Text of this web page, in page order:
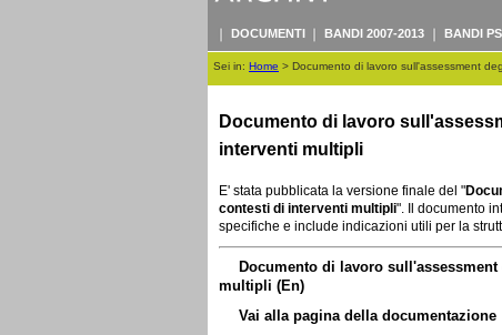
DOCUMENTI BANDI 2007-2013 BANDI
Sei in: Home > Documento di lavoro sull'assessment
Documento di lavoro
interventi multipli
E' stata pubblicata la versione finale del "
contesti di interventi multipli". Il documento
specifiche e include indicazioni utili per la
Documento di lavoro
multipli (En)
Vai alla pagina della documentazione